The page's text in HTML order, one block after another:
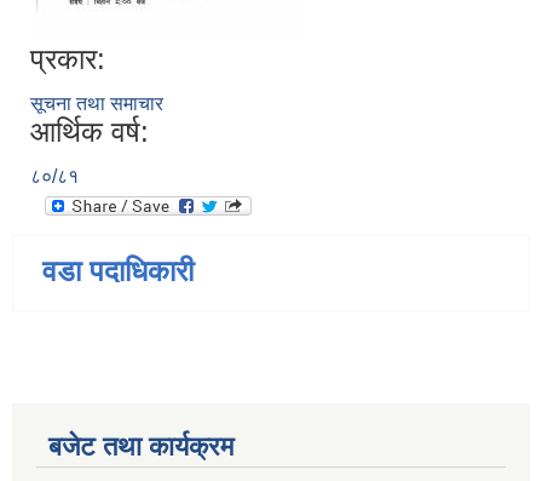
प्रकार:
सूचना तथा समाचार
आर्थिक वर्ष:
८०/८१
वडा पदाधिकारी
बजेट तथा कार्यक्रम